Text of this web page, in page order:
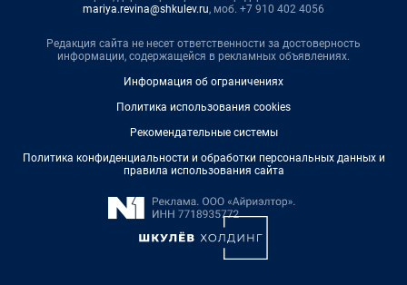
mariya.revina@shkulev.ru, моб. +7 910 402 4056
Редакция сайта не несет ответственности за достоверность
информации, содержащейся в рекламных объявлениях.
Информация об ограничениях
Политика использования cookies
Рекомендательные системы
Политика конфиденциальности и обработки персональных данных и
правила использования сайта